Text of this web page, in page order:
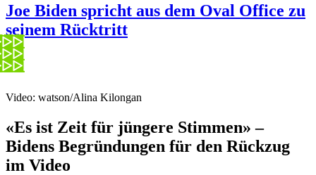
Joe Biden spricht aus dem Oval Office zu
seinem Rücktritt
Video: watson/Alina Kilongan
«Es ist Zeit für jüngere Stimmen» –
Bidens Begründungen für den Rückzug
im Video